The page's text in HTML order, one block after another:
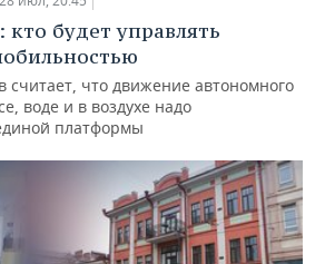
будет управлять
что движение автономного
воде и в воздухе надо
платформы